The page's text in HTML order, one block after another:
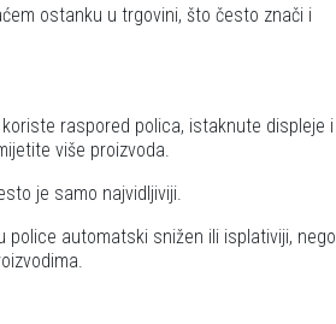
ostanku u trgovini, što često znači i
raspored polica, istaknute displeje i
više proizvoda.
je samo najvidljiviji.
automatski snižen ili isplativiji, nego